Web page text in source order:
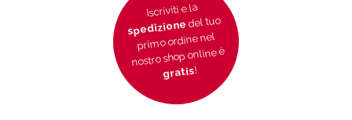
Iscriviti e la
spedizionedel tuo
primo ordine nel
nostro shop online è
gratis!